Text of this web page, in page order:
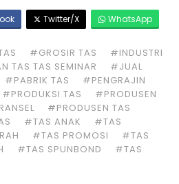
Twitter/X WhatsApp
#GROSIR TAS
#INDUSTRI
TAS TAS SEMINAR
#JUAL
#PABRIK TAS
#PENGRAJIN
#PRODUKSI TAS
#PRODUSEN
#PRODUSEN TAS
#TAS ANAK
#TAS
#TAS PROMOSI
#TAS
#TAS SPUNBOND
#TAS